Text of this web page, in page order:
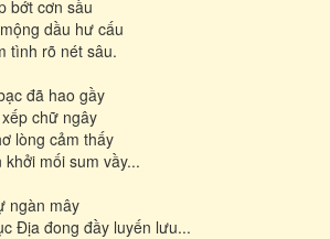
bớt cơn sầu
dầu hư cấu
tình rõ nét sâu.
đã hao gầy
chữ ngây
lòng cảm thấy
khởi mối sum vầy...
ngàn mây
Địa đong đầy luyến lưu...